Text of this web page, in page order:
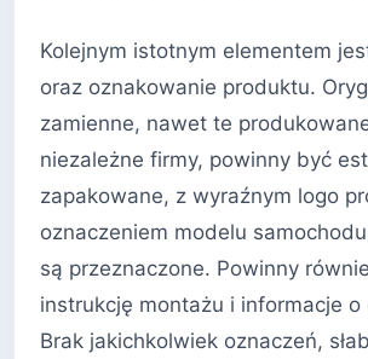
Kolejnym istotnym elementem
oraz oznakowanie produktu.
zamienne, nawet te
niezależne firmy, powinny być
zapakowane, z wyraźnym logo
oznaczeniem modelu
są przeznaczone. Powinny
instrukcję montażu i informacje o
Brak jakichkolwiek oznaczeń,